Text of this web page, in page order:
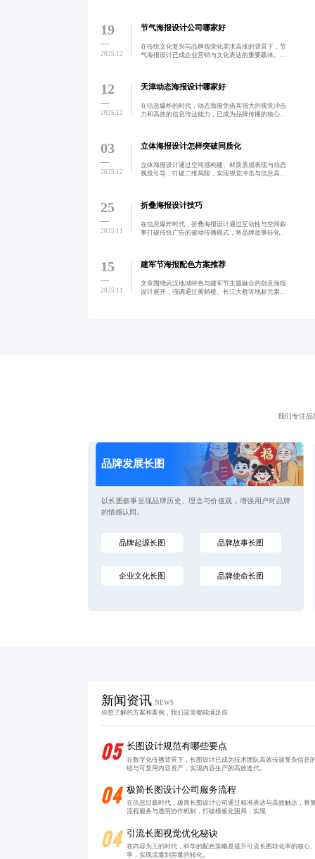
19
2025.12
节气海报设计公司哪家好
在传统文化复兴与品牌视觉化需求高涨的背景下，节
气海报设计已成企业营销与文化表达的重要载体。天
12
2025.12
天津动态海报设计哪家好
在信息爆炸的时代，动态海报凭借其强大的视觉冲击
力和高效的信息传达能力，已成为品牌传播的核心工
03
2025.12
立体海报设计怎样突破同质化
立体海报设计通过空间感构建、材质质感表现与动态
视觉引导，打破二维局限，实现视觉冲击与信息高效
25
2025.11
折叠海报设计技巧
在信息爆炸时代，折叠海报设计通过互动性与空间叙
事打破传统广告的被动传播模式，将品牌故事转化为
15
2025.11
建军节海报配色方案推荐
文章围绕武汉地域特色与建军节主题融合的创意海报
设计展开，强调通过黄鹤楼、长江大桥等地标元素及
我们专注品
品牌发展长图
以长图叙事呈现品牌历史、理念与价值观，增强用户对品牌
的情感认同。
品牌起源长图 品牌故事长图
企业文化长图 品牌使命长图
新闻资讯 NEWS
你想了解的方案和案例，我们这里都能满足你
05 长图设计规范有哪些要点
在数字化传播背景下，长图设计已成为技术团队高效传递复杂信
链与可复用内容资产，实现内容生产的高效迭代。
04 极简长图设计公司服务流程
在信息过载时代，极简长图设计公司通过精准表达与高效触达，
流程服务与透明协作机制，打破模板化困局，实现
04 引流长图视觉优化秘诀
在内容为王的时代，科学的配色策略是提升引流长图转化率的核
率，实现流量到留量的转化。